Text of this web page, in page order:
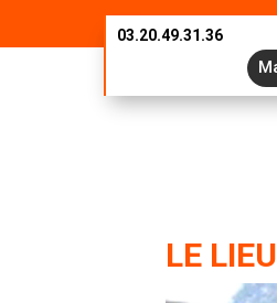
03.20.49.31.36
LE LIEU